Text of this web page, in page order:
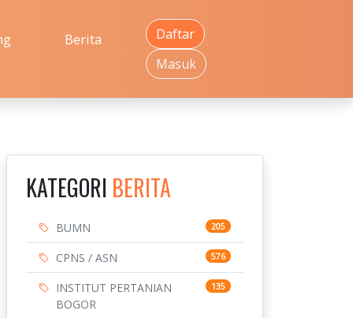
Berita
Daftar
Masuk
KATEGORI BERITA
BUMN 205
CPNS / ASN 576
INSTITUT PERTANIAN
BOGOR
135